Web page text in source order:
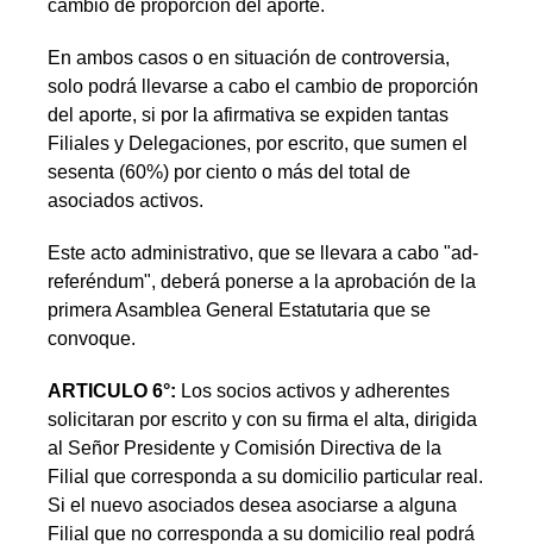
cambio de proporción del aporte.
En ambos casos o en situación de controversia,
solo podrá llevarse a cabo el cambio de proporción
del aporte, si por la afirmativa se expiden tantas
Filiales y Delegaciones, por escrito, que sumen el
sesenta (60%) por ciento o más del total de
asociados activos.
Este acto administrativo, que se llevara a cabo "ad-
referéndum", deberá ponerse a la aprobación de la
primera Asamblea General Estatutaria que se
convoque.
ARTICULO 6°: Los socios activos y adherentes
solicitaran por escrito y con su firma el alta, dirigida
al Señor Presidente y Comisión Directiva de la
Filial que corresponda a su domicilio particular real.
Si el nuevo asociados desea asociarse a alguna
Filial que no corresponda a su domicilio real podrá